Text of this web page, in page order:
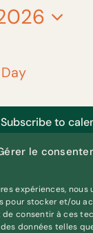
le
expériences,
pour stocker et/ou
consentir à ces
données telles
Subscribe to